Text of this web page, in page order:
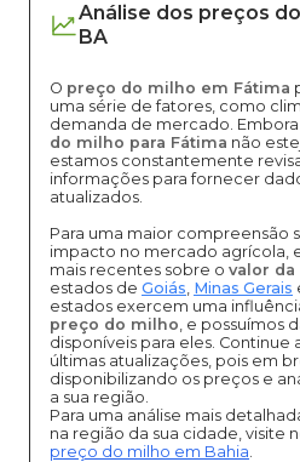
Análise dos preços
BA
O preço do milho em Fátima
uma série de fatores, como
demanda de mercado.
do milho para Fátima não
estamos constantemente
informações para fornecer
atualizados.
Para uma maior compreensão
impacto no mercado agrícola,
mais recentes sobre o valor da
estados de Goiás, Minas Gerais
estados exercem uma
preço do milho, e possuímos
disponíveis para eles. Continue
últimas atualizações, pois em
disponibilizando os preços e
a sua região.
Para uma análise mais
na região da sua cidade, visite
preço do milho em Bahia.